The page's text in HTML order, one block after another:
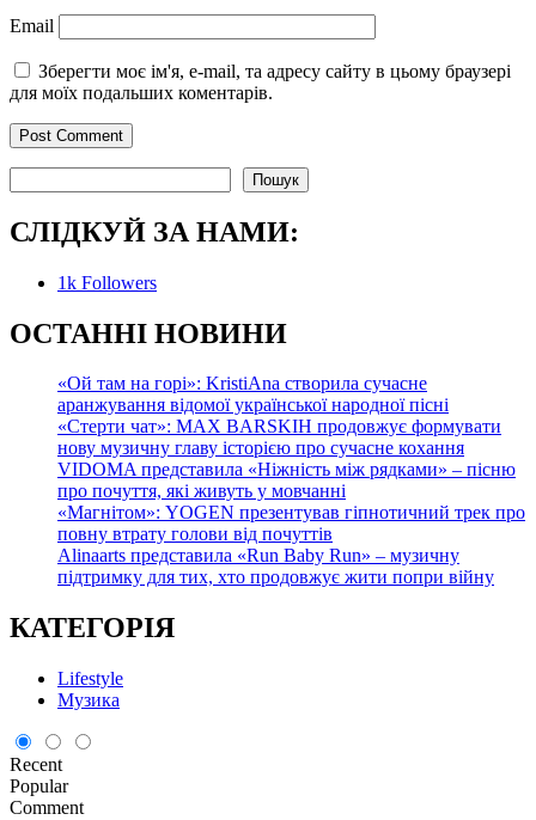
Email
Зберегти моє ім'я, e-mail, та адресу сайту в цьому браузері
для моїх подальших коментарів.
Пошук
СЛІДКУЙ ЗА НАМИ:
1k Followers
ОСТАННІ НОВИНИ
«Ой там на горі»: KristiAna створила сучасне
аранжування відомої української народної пісні
«Стерти чат»: MAX BARSKIH продовжує формувати
нову музичну главу історією про сучасне кохання
VIDOMA представила «Ніжність між рядками» – пісню
про почуття, які живуть у мовчанні
«Магнітом»: YOGEN презентував гіпнотичний трек про
повну втрату голови від почуттів
Alinaarts представила «Run Baby Run» – музичну
підтримку для тих, хто продовжує жити попри війну
КАТЕГОРІЯ
Lifestyle
Музика
Recent
Popular
Comment